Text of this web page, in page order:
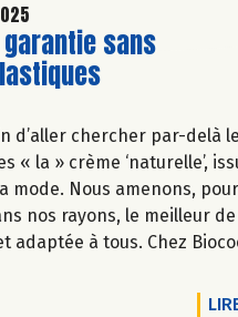
: LE YAOURT
de l'article
sans
d’aller chercher par-delà
« la » crème ‘naturelle’,
mode. Nous amenons,
nos rayons, le meilleur
adaptée à tous. Chez
Pas besoin